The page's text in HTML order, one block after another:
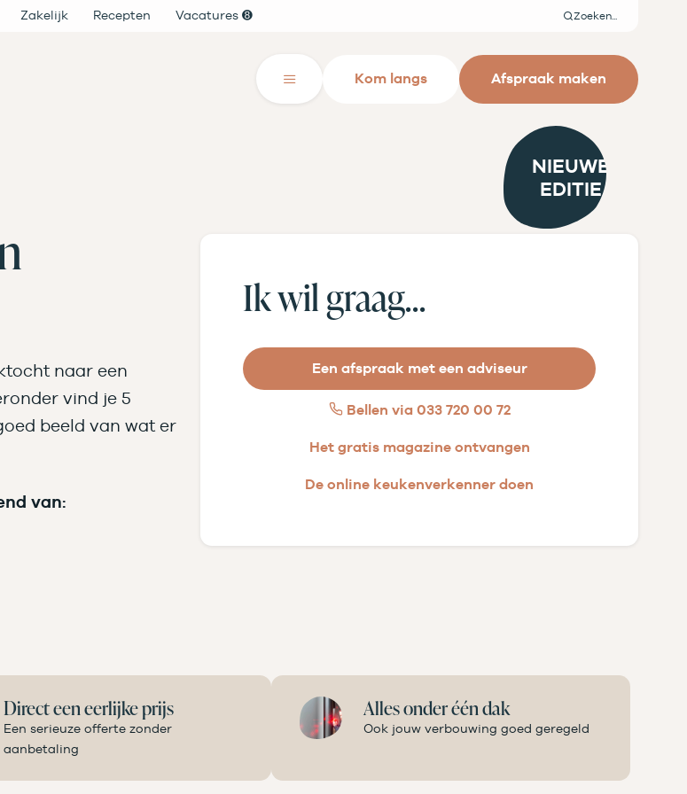
Zakelijk Recepten Vacatures ➑ Zoeken
Close
menu
Kom langs Afspraak maken
naar een
vind je 5
beeld van wat er
van:
Ik wil graag…
Een afspraak met een adviseur
Bellen via 033 720 00 72
Het gratis magazine ontvangen
De online keukenverkenner doen
Direct een eerlijke prijs
Een serieuze offerte zonder
aanbetaling
Alles onder één dak
Ook jouw verbouwing goed geregeld
NIEUWE
EDITIE